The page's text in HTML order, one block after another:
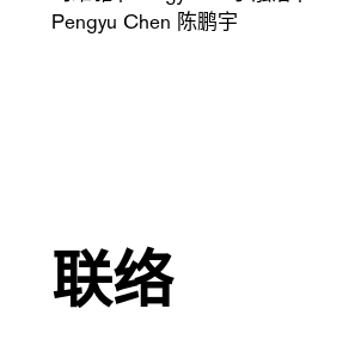
Pengyu Chen 陈鹏宇
联络